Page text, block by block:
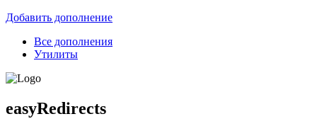
Добавить дополнение
Все дополнения
Утилиты
easyRedirects